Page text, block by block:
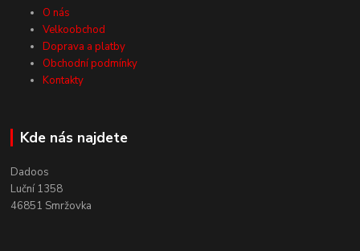
O nás
Velkoobchod
Doprava a platby
Obchodní podmínky
Kontakty
Kde nás najdete
Dadoos
Luční 1358
46851 Smržovka